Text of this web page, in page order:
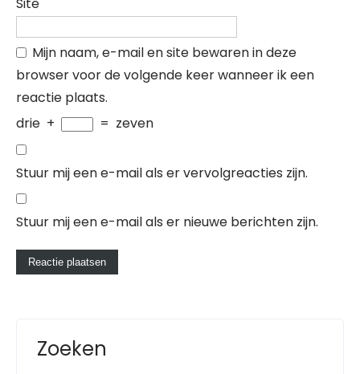
Mijn naam, e-mail en site bewaren in deze
browser voor de volgende keer wanneer ik een
reactie plaats.
drie + = zeven
Stuur mij een e-mail als er vervolgreacties zijn.
Stuur mij een e-mail als er nieuwe berichten zijn.
Zoeken